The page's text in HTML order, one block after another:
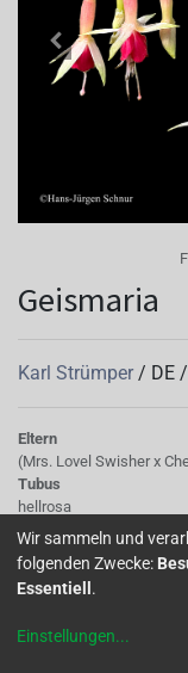
Geismaria
Karl Strümper / DE /
Eltern
(Mrs. Lovel Swisher x
Tubus
hellrosa
Sepalen
cremerosa, grüne Spitzen
Korolle/Petalen
an der Basis fein weiß
cremerosa
Wir sammeln und
folgenden Zwecke:
Essentiell .
Einstellungen...